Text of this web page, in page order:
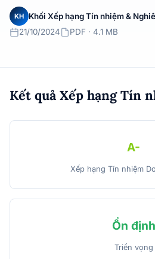
KH
Khối Xếp hạng Tín nhiệm &
21/10/2024
PDF · 4.1 MB
Kết quả Xếp hạng Tín
A-
Xếp hạng Tín nhiệm
Ổn định
Triển vọng